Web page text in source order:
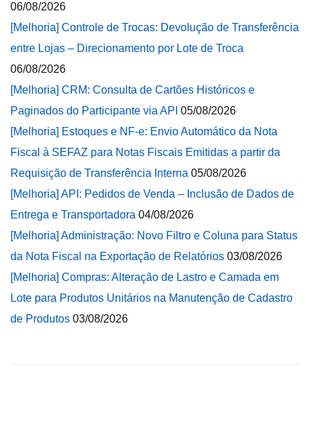
06/08/2026
[Melhoria] Controle de Trocas: Devolução de Transferência
entre Lojas – Direcionamento por Lote de Troca
06/08/2026
[Melhoria] CRM: Consulta de Cartões Históricos e
Paginados do Participante via API 05/08/2026
[Melhoria] Estoques e NF-e: Envio Automático da Nota
Fiscal à SEFAZ para Notas Fiscais Emitidas a partir da
Requisição de Transferência Interna 05/08/2026
[Melhoria] API: Pedidos de Venda – Inclusão de Dados de
Entrega e Transportadora 04/08/2026
[Melhoria] Administração: Novo Filtro e Coluna para Status
da Nota Fiscal na Exportação de Relatórios 03/08/2026
[Melhoria] Compras: Alteração de Lastro e Camada em
Lote para Produtos Unitários na Manutenção de Cadastro
de Produtos 03/08/2026